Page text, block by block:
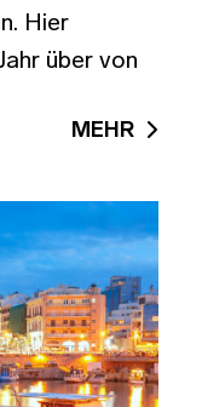
Hier
über von
MEHR